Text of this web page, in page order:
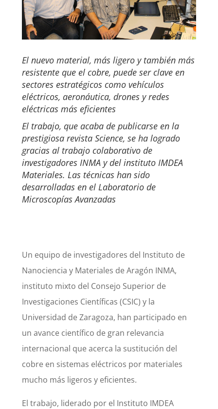
El nuevo material, más ligero y también más
resistente que el cobre, puede ser clave en
sectores estratégicos como vehículos
eléctricos, aeronáutica, drones y redes
eléctricas más eficientes
El trabajo, que acaba de publicarse en la
prestigiosa revista Science, se ha logrado
gracias al trabajo colaborativo de
investigadores INMA y del instituto IMDEA
Materiales. Las técnicas han sido
desarrolladas en el Laboratorio de
Microscopías Avanzadas
Un equipo de investigadores del Instituto de
Nanociencia y Materiales de Aragón INMA,
instituto mixto del Consejo Superior de
Investigaciones Científicas (CSIC) y la
Universidad de Zaragoza, han participado en
un avance científico de gran relevancia
internacional que acerca la sustitución del
cobre en sistemas eléctricos por materiales
mucho más ligeros y eficientes.
El trabajo, liderado por el Instituto IMDEA